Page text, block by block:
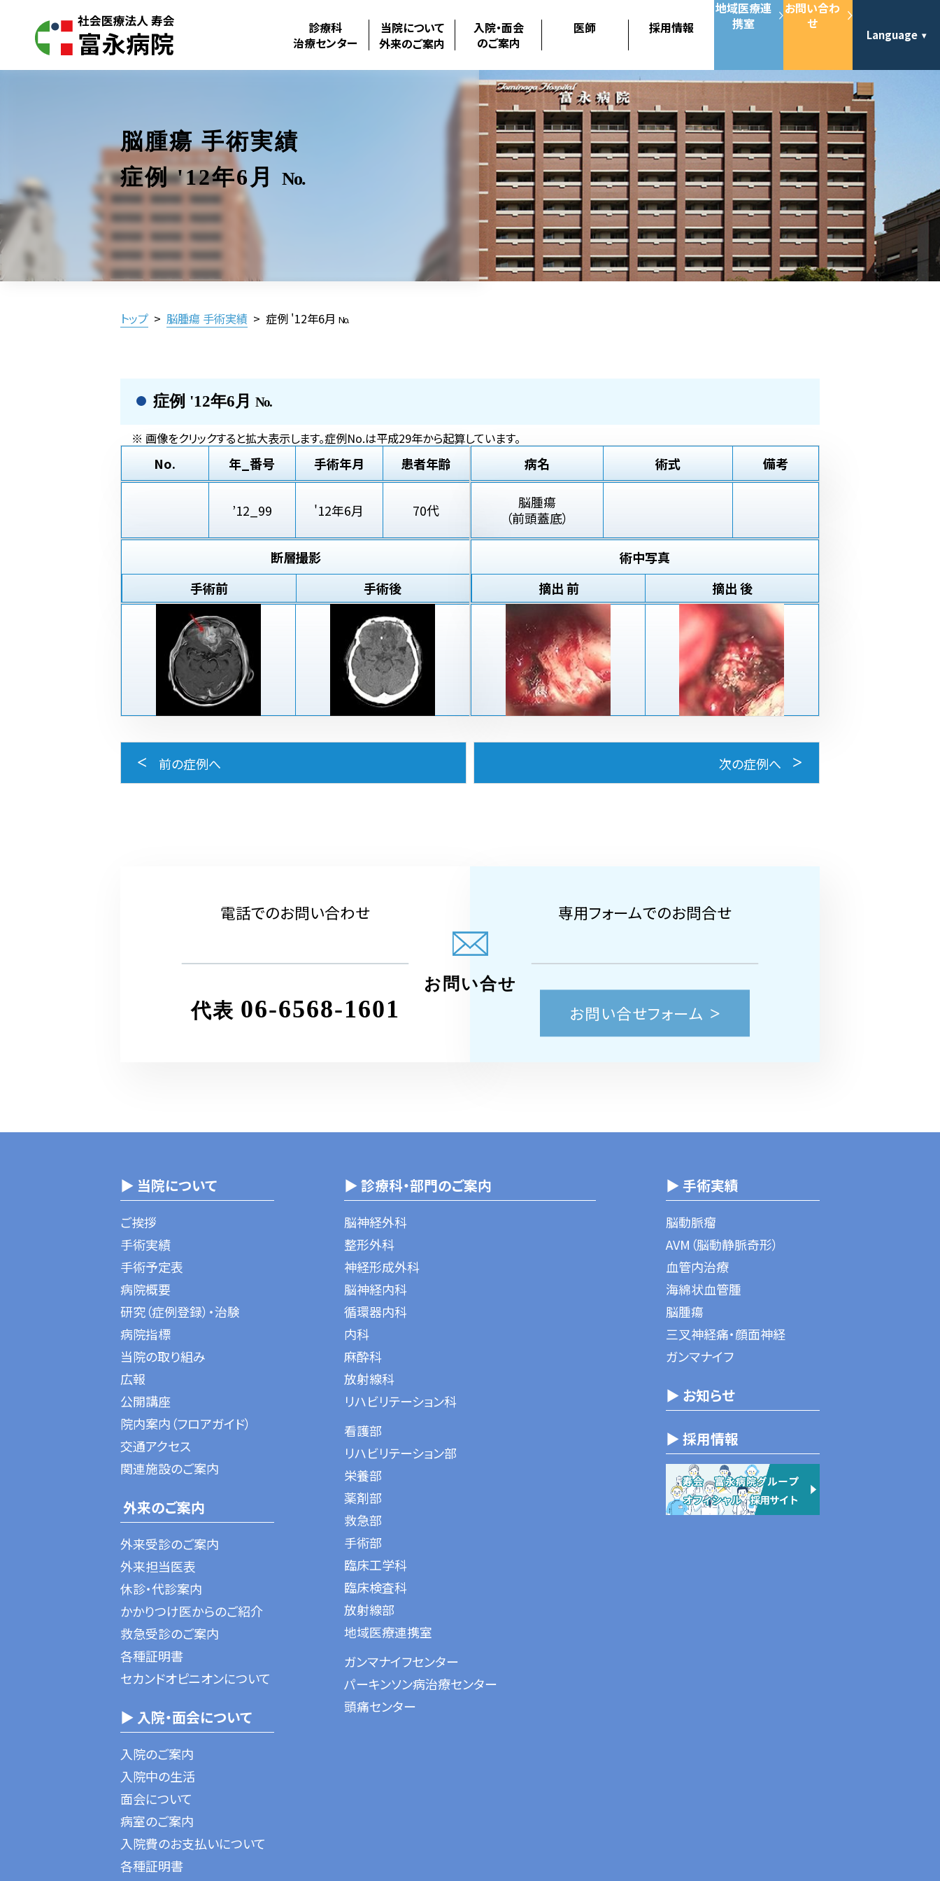
診療科
治療センター
当院について
外来のご案内
入院・面会
のご案内
医師 採用情報
地域医療連
携室
お問い合わ
せ
Language
脳腫瘍 手術実績
症例 '12年6月
No.
トップ > 脳腫瘍 手術実績 > 症例 '12年6月No.
症例 '12年6月 No.
※ 画像をクリックすると拡大表示します。症例No.は平成29年から起算しています。
No. 年_番号 手術年月 患者年齢
’12_99 '12年6月 70代
病名 術式 備考
脳腫瘍
（前頭蓋底）
断層撮影
手術前
手術後
術中写真
摘出 前
摘出 後
前の症例へ 次の症例へ
電話でのお問い合わせ
代表 06-6568-1601
専用フォームでのお問合せ
お問い合せフォーム
お問い合せ
▶ 当院について
ご挨拶
手術実績
手術予定表
病院概要
研究（症例登録）・治験
病院指標
当院の取り組み
広報
公開講座
院内案内（フロアガイド）
交通アクセス
関連施設のご案内
外来のご案内
外来受診のご案内
外来担当医表
休診・代診案内
かかりつけ医からのご紹介
救急受診のご案内
各種証明書
セカンドオピニオンについて
▶ 入院・面会について
入院のご案内
入院中の生活
面会について
病室のご案内
入院費のお支払いについて
各種証明書
▶ 診療科・部門のご案内
脳神経外科
整形外科
神経形成外科
脳神経内科
循環器内科
内科
麻酔科
放射線科
リハビリテーション科
看護部
リハビリテーション部
栄養部
薬剤部
救急部
手術部
臨床工学科
臨床検査科
放射線部
地域医療連携室
ガンマナイフセンター
パーキンソン病治療センター
頭痛センター
▶ 手術実績
脳動脈瘤
AVM（脳動静脈奇形）
血管内治療
海綿状血管腫
脳腫瘍
三叉神経痛・顔面神経
ガンマナイフ
▶ お知らせ
▶ 採用情報